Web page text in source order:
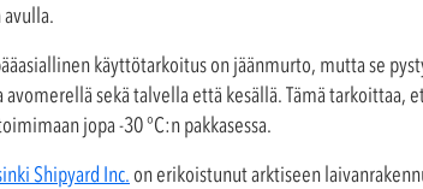
käyttötarkoitus on jäänmurto, mutta se
avomerellä sekä talvella että kesällä. Tämä
jopa -30 °C:n pakkasessa.
Shipyard Inc.on erikoistunut arktiseen